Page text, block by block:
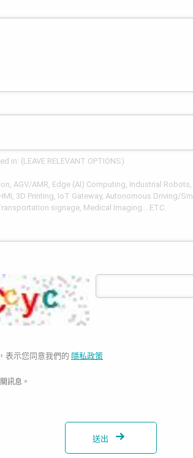
表示您同意我們的 隱私政策
訊息。
送出